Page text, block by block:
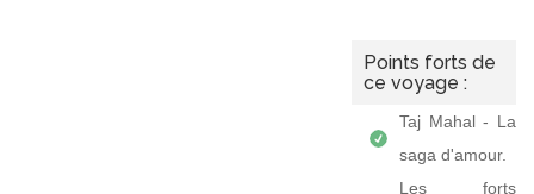
Points forts de
ce voyage :
Taj Mahal - La
saga d'amour.
Les forts